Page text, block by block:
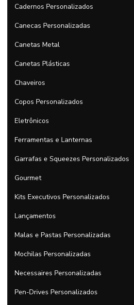
Cadernos Personalizados
Canecas Personalizadas
Canetas Metal
Canetas Plásticas
Chaveiros
Copos Personalizados
Eletrônicos
Ferramentas e Lanternas
Garrafas e Squeezes Personalizados
Gourmet
Kits Executivos Personalizados
Lançamentos
Malas e Pastas Personalizadas
Mochilas Personalizadas
Necessaires Personalizadas
Pen-Drives Personalizados